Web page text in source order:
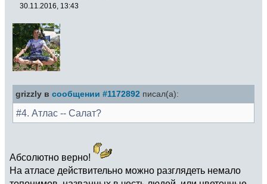
30.11.2016, 13:43
grizzly в сообщении #1172892 писал(а):
#4. Атлас -- Салат?
Абсолютно верно!
На атласе действительно можно разглядеть немало